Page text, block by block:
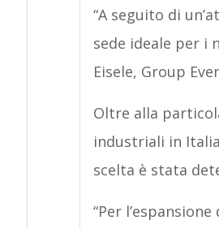
“A seguito di
sede ideale per i
Eisele, Group
Oltre alla
industriali in
scelta è stata
“Per